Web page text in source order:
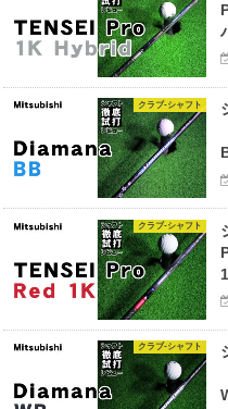
クラブ-シャフト
クラブ-シャフト
クラブ-シャフト